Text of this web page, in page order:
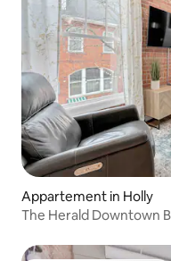
Appartement in Holly
The Herald Downtown